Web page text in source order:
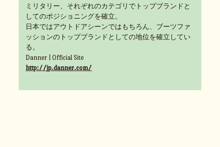
ミリタリー、それぞれのカテゴリでトップブランドと
してのポジショニングを確立。
日本ではアウトドアシーンではもちろん、ブーツファ
ッションのトップブランドとしての地位を確立してい
る。
Danner | Official Site
http://jp.danner.com/